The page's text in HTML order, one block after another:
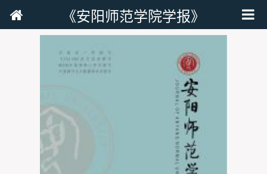
《安阳师范学院学报》